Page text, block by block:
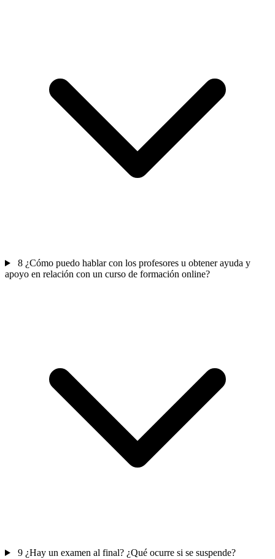
8 ¿Cómo puedo hablar con los profesores u obtener ayuda y
apoyo en relación con un curso de formación online?
9 ¿Hay un examen al final? ¿Qué ocurre si se suspende?